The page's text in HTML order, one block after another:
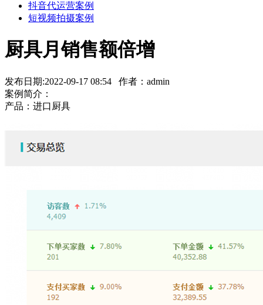
抖音代运营案例
短视频拍摄案例
厨具月销售额倍增
发布日期:2022-09-17 08:54 作者：admin
案例简介：
产品：进口厨具